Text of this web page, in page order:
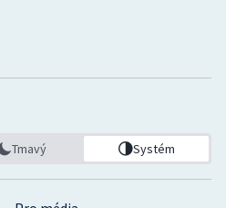
Tmavý Systém